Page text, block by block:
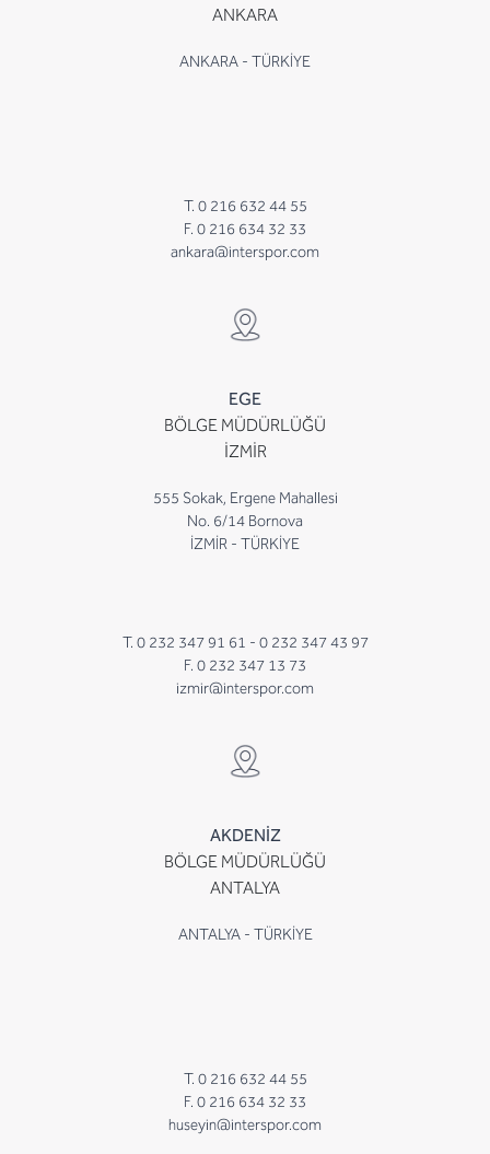
ANKARA
ANKARA - TÜRKİYE
T. 0 216 632 44 55
F. 0 216 634 32 33
ankara@interspor.com
EGE
BÖLGE MÜDÜRLÜĞÜ
İZMİR
555 Sokak, Ergene Mahallesi
No. 6/14 Bornova
İZMİR - TÜRKİYE
T. 0 232 347 91 61 - 0 232 347 43 97
F. 0 232 347 13 73
izmir@interspor.com
AKDENİZ
BÖLGE MÜDÜRLÜĞÜ
ANTALYA
ANTALYA - TÜRKİYE
T. 0 216 632 44 55
F. 0 216 634 32 33
huseyin@interspor.com